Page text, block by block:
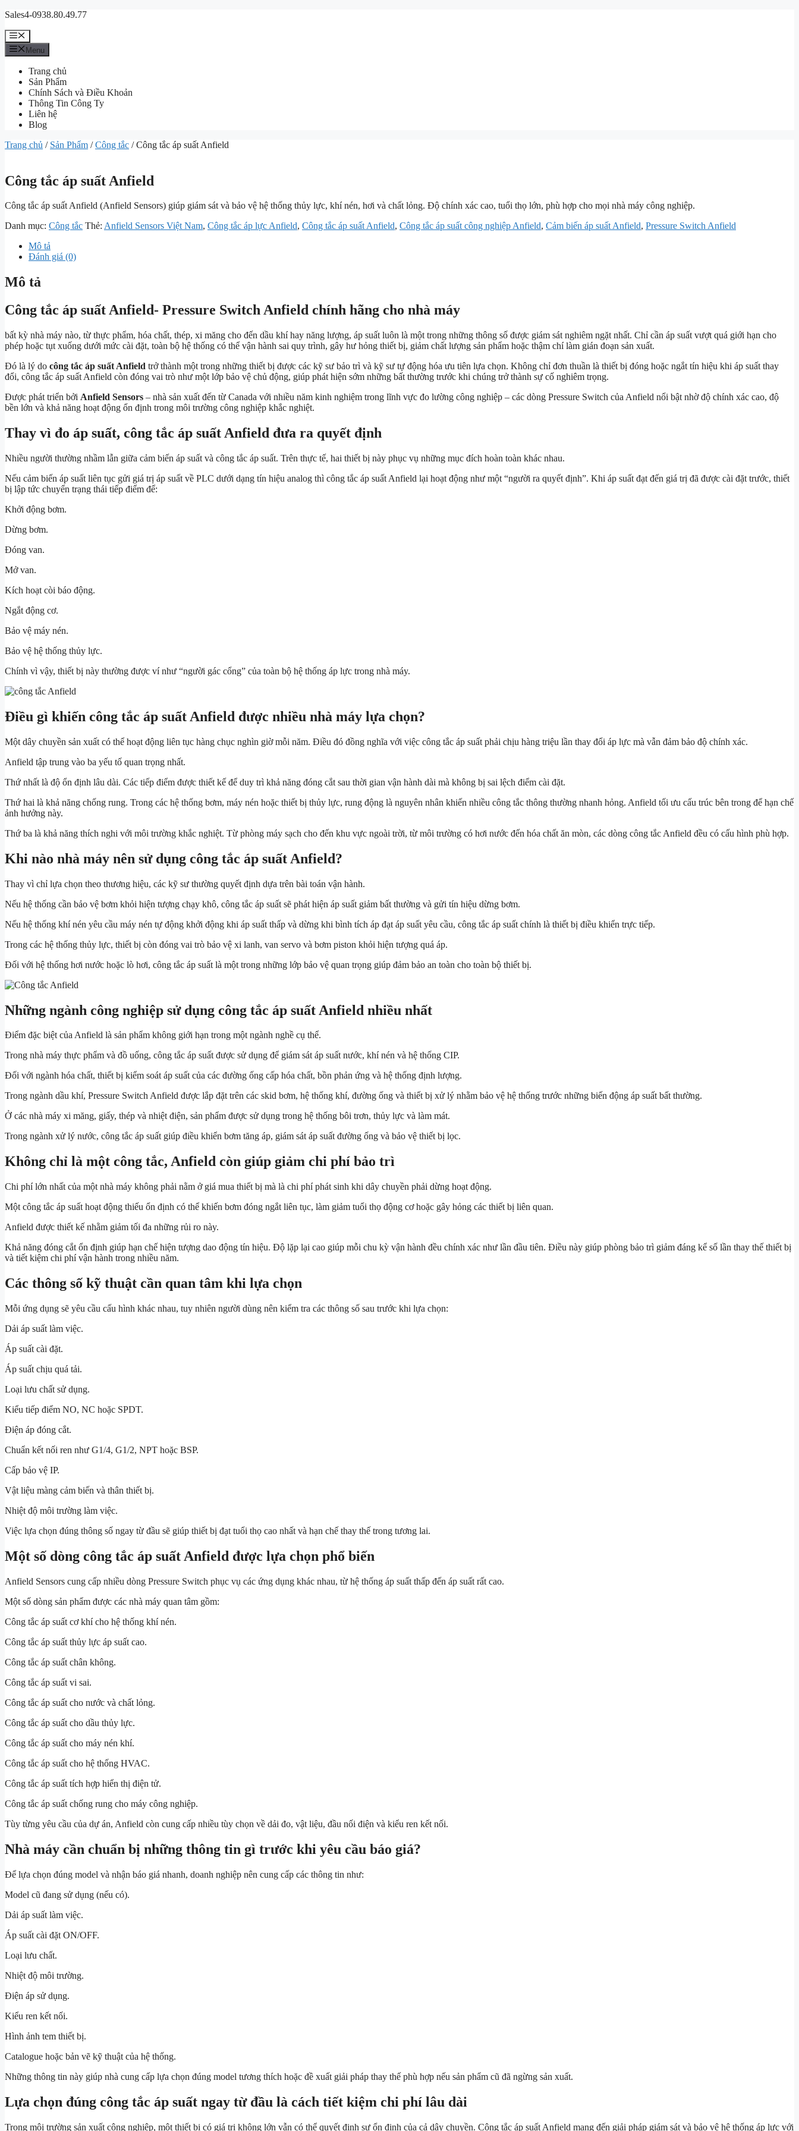
Chuyển
nội
dung
Sales4-0938.80.49.77
Menu
Menu
Trang chủ
Sản Phẩm
Chính Sách và Điều Khoản
Thông Tin Công Ty
Liên hệ
Blog
Trang chủ / Sản Phẩm /Công tắc / Công tắc áp suất Anfield
Công tắc áp suất Anfield
Công tắc áp suất Anfield (Anfield Sensors) giúp giám sát và bảo vệ hệ thống thủy lực, khí nén, hơi và chất lỏng. Độ chính xác cao, tuổi thọ lớn, phù hợp cho mọi nhà máy công nghiệp.
Danh mục: Công tắc Thẻ: Anfield Sensors Việt Nam, Công tắc áp lực Anfield, Công tắc áp suất Anfield, Công tắc áp suất công nghiệp Anfield, Cảm biến áp suất Anfield, Pressure Switch Anfield
Mô tả
Đánh giá (0)
Mô tả
Công tắc áp suất Anfield- Pressure Switch Anfield chính hãng cho nhà máy
bất kỳ nhà máy nào, từ thực phẩm, hóa chất, thép, xi măng cho đến dầu khí hay năng lượng, áp suất luôn là một trong những thông số được giám sát nghiêm ngặt nhất. Chỉ cần áp suất vượt quá giới hạn cho
phép hoặc tụt xuống dưới mức cài đặt, toàn bộ hệ thống có thể vận hành sai quy trình, gây hư hỏng thiết bị, giảm chất lượng sản phẩm hoặc thậm chí làm gián đoạn sản xuất.
Đó là lý do công tắc áp suất Anfield trở thành một trong những thiết bị được các kỹ sư bảo trì và kỹ sư tự động hóa ưu tiên lựa chọn. Không chỉ đơn thuần là thiết bị đóng hoặc ngắt tín hiệu khi áp suất thay
đổi, công tắc áp suất Anfield còn đóng vai trò như một lớp bảo vệ chủ động, giúp phát hiện sớm những bất thường trước khi chúng trở thành sự cố nghiêm trọng.
Được phát triển bởi Anfield Sensors – nhà sản xuất đến từ Canada với nhiều năm kinh nghiệm trong lĩnh vực đo lường công nghiệp – các dòng Pressure Switch của Anfield nổi bật nhờ độ chính xác cao, độ
bền lớn và khả năng hoạt động ổn định trong môi trường công nghiệp khắc nghiệt.
Thay vì đo áp suất, công tắc áp suất Anfield đưa ra quyết định
Nhiều người thường nhầm lẫn giữa cảm biến áp suất và công tắc áp suất. Trên thực tế, hai thiết bị này phục vụ những mục đích hoàn toàn khác nhau.
Nếu cảm biến áp suất liên tục gửi giá trị áp suất về PLC dưới dạng tín hiệu analog thì công tắc áp suất Anfield lại hoạt động như một “người ra quyết định”. Khi áp suất đạt đến giá trị đã được cài đặt trước, thiết
bị lập tức chuyển trạng thái tiếp điểm để:
Khởi động bơm.
Dừng bơm.
Đóng van.
Mở van.
Kích hoạt còi báo động.
Ngắt động cơ.
Bảo vệ máy nén.
Bảo vệ hệ thống thủy lực.
Chính vì vậy, thiết bị này thường được ví như “người gác cổng” của toàn bộ hệ thống áp lực trong nhà máy.
Điều gì khiến công tắc áp suất Anfield được nhiều nhà máy lựa chọn?
Một dây chuyền sản xuất có thể hoạt động liên tục hàng chục nghìn giờ mỗi năm. Điều đó đồng nghĩa với việc công tắc áp suất phải chịu hàng triệu lần thay đổi áp lực mà vẫn đảm bảo độ chính xác.
Anfield tập trung vào ba yếu tố quan trọng nhất.
Thứ nhất là độ ổn định lâu dài. Các tiếp điểm được thiết kế để duy trì khả năng đóng cắt sau thời gian vận hành dài mà không bị sai lệch điểm cài đặt.
Thứ hai là khả năng chống rung. Trong các hệ thống bơm, máy nén hoặc thiết bị thủy lực, rung động là nguyên nhân khiến nhiều công tắc thông thường nhanh hỏng. Anfield tối ưu cấu trúc bên trong để hạn chế
ảnh hưởng này.
Thứ ba là khả năng thích nghi với môi trường khắc nghiệt. Từ phòng máy sạch cho đến khu vực ngoài trời, từ môi trường có hơi nước đến hóa chất ăn mòn, các dòng công tắc Anfield đều có cấu hình phù hợp.
Khi nào nhà máy nên sử dụng công tắc áp suất Anfield?
Thay vì chỉ lựa chọn theo thương hiệu, các kỹ sư thường quyết định dựa trên bài toán vận hành.
Nếu hệ thống cần bảo vệ bơm khỏi hiện tượng chạy khô, công tắc áp suất sẽ phát hiện áp suất giảm bất thường và gửi tín hiệu dừng bơm.
Nếu hệ thống khí nén yêu cầu máy nén tự động khởi động khi áp suất thấp và dừng khi bình tích áp đạt áp suất yêu cầu, công tắc áp suất chính là thiết bị điều khiển trực tiếp.
Trong các hệ thống thủy lực, thiết bị còn đóng vai trò bảo vệ xi lanh, van servo và bơm piston khỏi hiện tượng quá áp.
Đối với hệ thống hơi nước hoặc lò hơi, công tắc áp suất là một trong những lớp bảo vệ quan trọng giúp đảm bảo an toàn cho toàn bộ thiết bị.
Những ngành công nghiệp sử dụng công tắc áp suất Anfield nhiều nhất
Điểm đặc biệt của Anfield là sản phẩm không giới hạn trong một ngành nghề cụ thể.
Trong nhà máy thực phẩm và đồ uống, công tắc áp suất được sử dụng để giám sát áp suất nước, khí nén và hệ thống CIP.
Đối với ngành hóa chất, thiết bị kiểm soát áp suất của các đường ống cấp hóa chất, bồn phản ứng và hệ thống định lượng.
Trong ngành dầu khí, Pressure Switch Anfield được lắp đặt trên các skid bơm, hệ thống khí, đường ống và thiết bị xử lý nhằm bảo vệ hệ thống trước những biến động áp suất bất thường.
Ở các nhà máy xi măng, giấy, thép và nhiệt điện, sản phẩm được sử dụng trong hệ thống bôi trơn, thủy lực và làm mát.
Trong ngành xử lý nước, công tắc áp suất giúp điều khiển bơm tăng áp, giám sát áp suất đường ống và bảo vệ thiết bị lọc.
Không chỉ là một công tắc, Anfield còn giúp giảm chi phí bảo trì
Chi phí lớn nhất của một nhà máy không phải nằm ở giá mua thiết bị mà là chi phí phát sinh khi dây chuyền phải dừng hoạt động.
Một công tắc áp suất hoạt động thiếu ổn định có thể khiến bơm đóng ngắt liên tục, làm giảm tuổi thọ động cơ hoặc gây hỏng các thiết bị liên quan.
Anfield được thiết kế nhằm giảm tối đa những rủi ro này.
Khả năng đóng cắt ổn định giúp hạn chế hiện tượng dao động tín hiệu. Độ lặp lại cao giúp mỗi chu kỳ vận hành đều chính xác như lần đầu tiên. Điều này giúp phòng bảo trì giảm đáng kể số lần thay thế thiết bị
và tiết kiệm chi phí vận hành trong nhiều năm.
Các thông số kỹ thuật cần quan tâm khi lựa chọn
Mỗi ứng dụng sẽ yêu cầu cấu hình khác nhau, tuy nhiên người dùng nên kiểm tra các thông số sau trước khi lựa chọn:
Dải áp suất làm việc.
Áp suất cài đặt.
Áp suất chịu quá tải.
Loại lưu chất sử dụng.
Kiểu tiếp điểm NO, NC hoặc SPDT.
Điện áp đóng cắt.
Chuẩn kết nối ren như G1/4, G1/2, NPT hoặc BSP.
Cấp bảo vệ IP.
Vật liệu màng cảm biến và thân thiết bị.
Nhiệt độ môi trường làm việc.
Việc lựa chọn đúng thông số ngay từ đầu sẽ giúp thiết bị đạt tuổi thọ cao nhất và hạn chế thay thế trong tương lai.
Một số dòng công tắc áp suất Anfield được lựa chọn phổ biến
Anfield Sensors cung cấp nhiều dòng Pressure Switch phục vụ các ứng dụng khác nhau, từ hệ thống áp suất thấp đến áp suất rất cao.
Một số dòng sản phẩm được các nhà máy quan tâm gồm:
Công tắc áp suất cơ khí cho hệ thống khí nén.
Công tắc áp suất thủy lực áp suất cao.
Công tắc áp suất chân không.
Công tắc áp suất vi sai.
Công tắc áp suất cho nước và chất lỏng.
Công tắc áp suất cho dầu thủy lực.
Công tắc áp suất cho máy nén khí.
Công tắc áp suất cho hệ thống HVAC.
Công tắc áp suất tích hợp hiển thị điện tử.
Công tắc áp suất chống rung cho máy công nghiệp.
Tùy từng yêu cầu của dự án, Anfield còn cung cấp nhiều tùy chọn về dải đo, vật liệu, đầu nối điện và kiểu ren kết nối.
Nhà máy cần chuẩn bị những thông tin gì trước khi yêu cầu báo giá?
Để lựa chọn đúng model và nhận báo giá nhanh, doanh nghiệp nên cung cấp các thông tin như:
Model cũ đang sử dụng (nếu có).
Dải áp suất làm việc.
Áp suất cài đặt ON/OFF.
Loại lưu chất.
Nhiệt độ môi trường.
Điện áp sử dụng.
Kiểu ren kết nối.
Hình ảnh tem thiết bị.
Catalogue hoặc bản vẽ kỹ thuật của hệ thống.
Những thông tin này giúp nhà cung cấp lựa chọn đúng model tương thích hoặc đề xuất giải pháp thay thế phù hợp nếu sản phẩm cũ đã ngừng sản xuất.
Lựa chọn đúng công tắc áp suất ngay từ đầu là cách tiết kiệm chi phí lâu dài
Trong môi trường sản xuất công nghiệp, một thiết bị có giá trị không lớn vẫn có thể quyết định sự ổn định của cả dây chuyền. Công tắc áp suất Anfield mang đến giải pháp giám sát và bảo vệ hệ thống áp lực với